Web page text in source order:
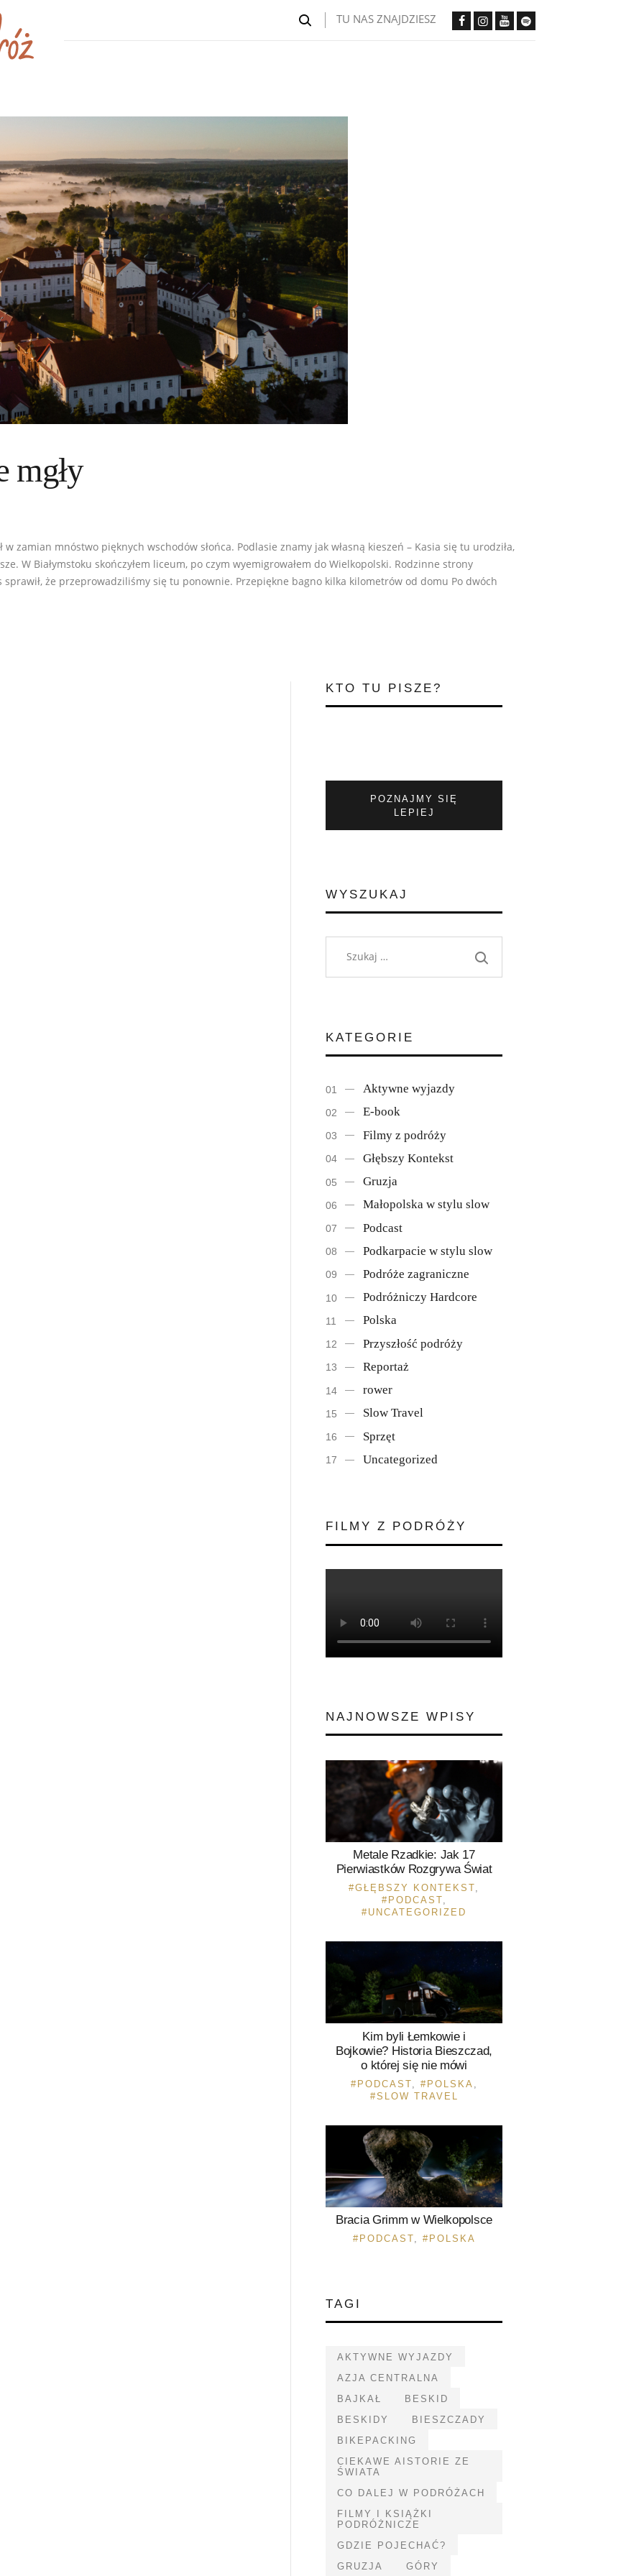
TU NAS ZNAJDZIESZ
mgły
w zamian mnóstwo pięknych wschodów słońca. Podlasie znamy jak własną kieszeń – Kasia się tu urodziła,
W Białymstoku skończyłem liceum, po czym wyemigrowałem do Wielkopolski. Rodzinne strony
że przeprowadziliśmy się tu ponownie. Przepiękne bagno kilka kilometrów od domu Po dwóch
KTO TU PISZE?
POZNAJMY SIĘ
LEPIEJ
WYSZUKAJ
KATEGORIE
Aktywne wyjazdy
E-book
Filmy z podróży
Głębszy Kontekst
Gruzja
Małopolska w stylu slow
Podcast
Podkarpacie w stylu slow
Podróże zagraniczne
Podróżniczy Hardcore
Polska
Przyszłość podróży
Reportaż
rower
Slow Travel
Sprzęt
Uncategorized
FILMY Z PODRÓŻY
NAJNOWSZE WPISY
Metale Rzadkie: Jak 17
Pierwiastków Rozgrywa Świat
GŁĘBSZY KONTEKST,
PODCAST,
UNCATEGORIZED
Kim byli Łemkowie i
Bojkowie? Historia Bieszczad,
o której się nie mówi
PODCAST POLSKA
SLOW TRAVEL
Bracia Grimm w Wielkopolsce
PODCAST, POLSKA
TAGI
AKTYWNE WYJAZDY
AZJA CENTRALNA
BAJKAŁ
BESKID
BESKIDY
BIESZCZADY
BIKEPACKING
CIEKAWE AISTORIE ZE
ŚWIATA
CO DALEJ W PODRÓŻACH
FILMY I KSIĄŻKI
PODRÓŻNICZE
GDZIE POJECHAĆ?
GRUZJA
GÓRY